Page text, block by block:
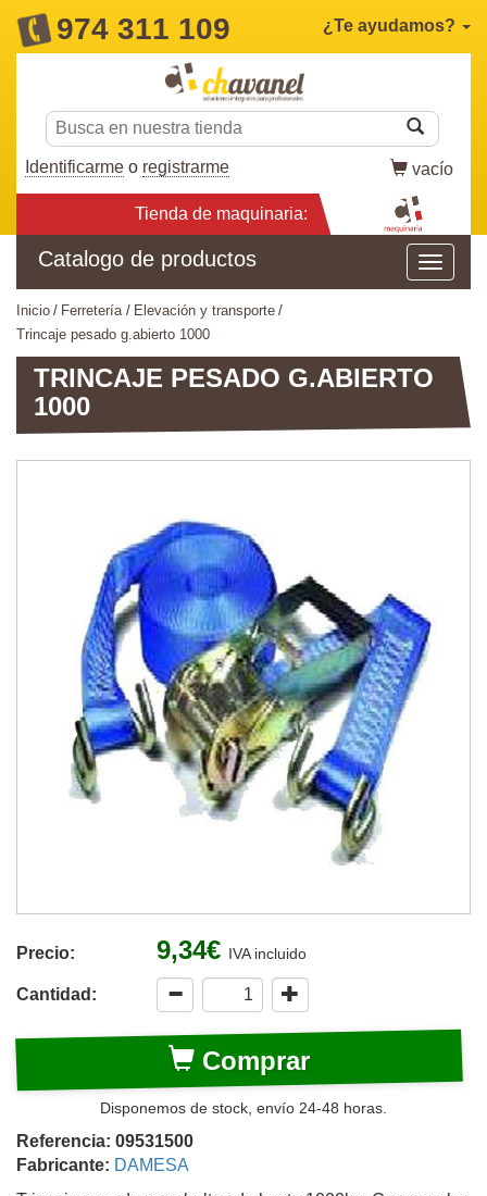
974 311 109 ¿Te ayudamos?
Identificarme o registrarme vacío
Tienda de maquinaria:
Catalogo de productos
inicio ferretería
elevación y transporte
trincaje pesado g.abierto 1000
TRINCAJE PESADO G.ABIERTO
1000
Precio: 9,34€ IVA incluido
Cantidad:
Comprar
Disponemos de stock, envío 24-48 horas.
Referencia: 09531500
Fabricante: DAMESA